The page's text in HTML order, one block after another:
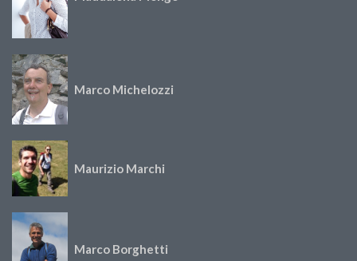
Marco Michelozzi
Maurizio Marchi
Marco Borghetti